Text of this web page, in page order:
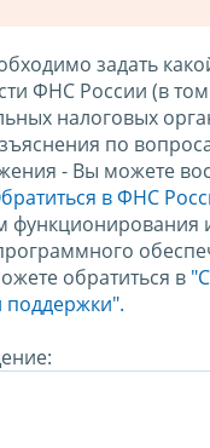
задать
ФНС России (в
налоговых
по
- Вы можете
в ФНС
функционирования
обратиться в
поддержки".